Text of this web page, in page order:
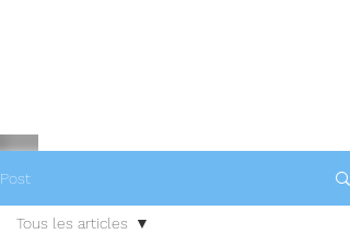
Post
Tous les articles